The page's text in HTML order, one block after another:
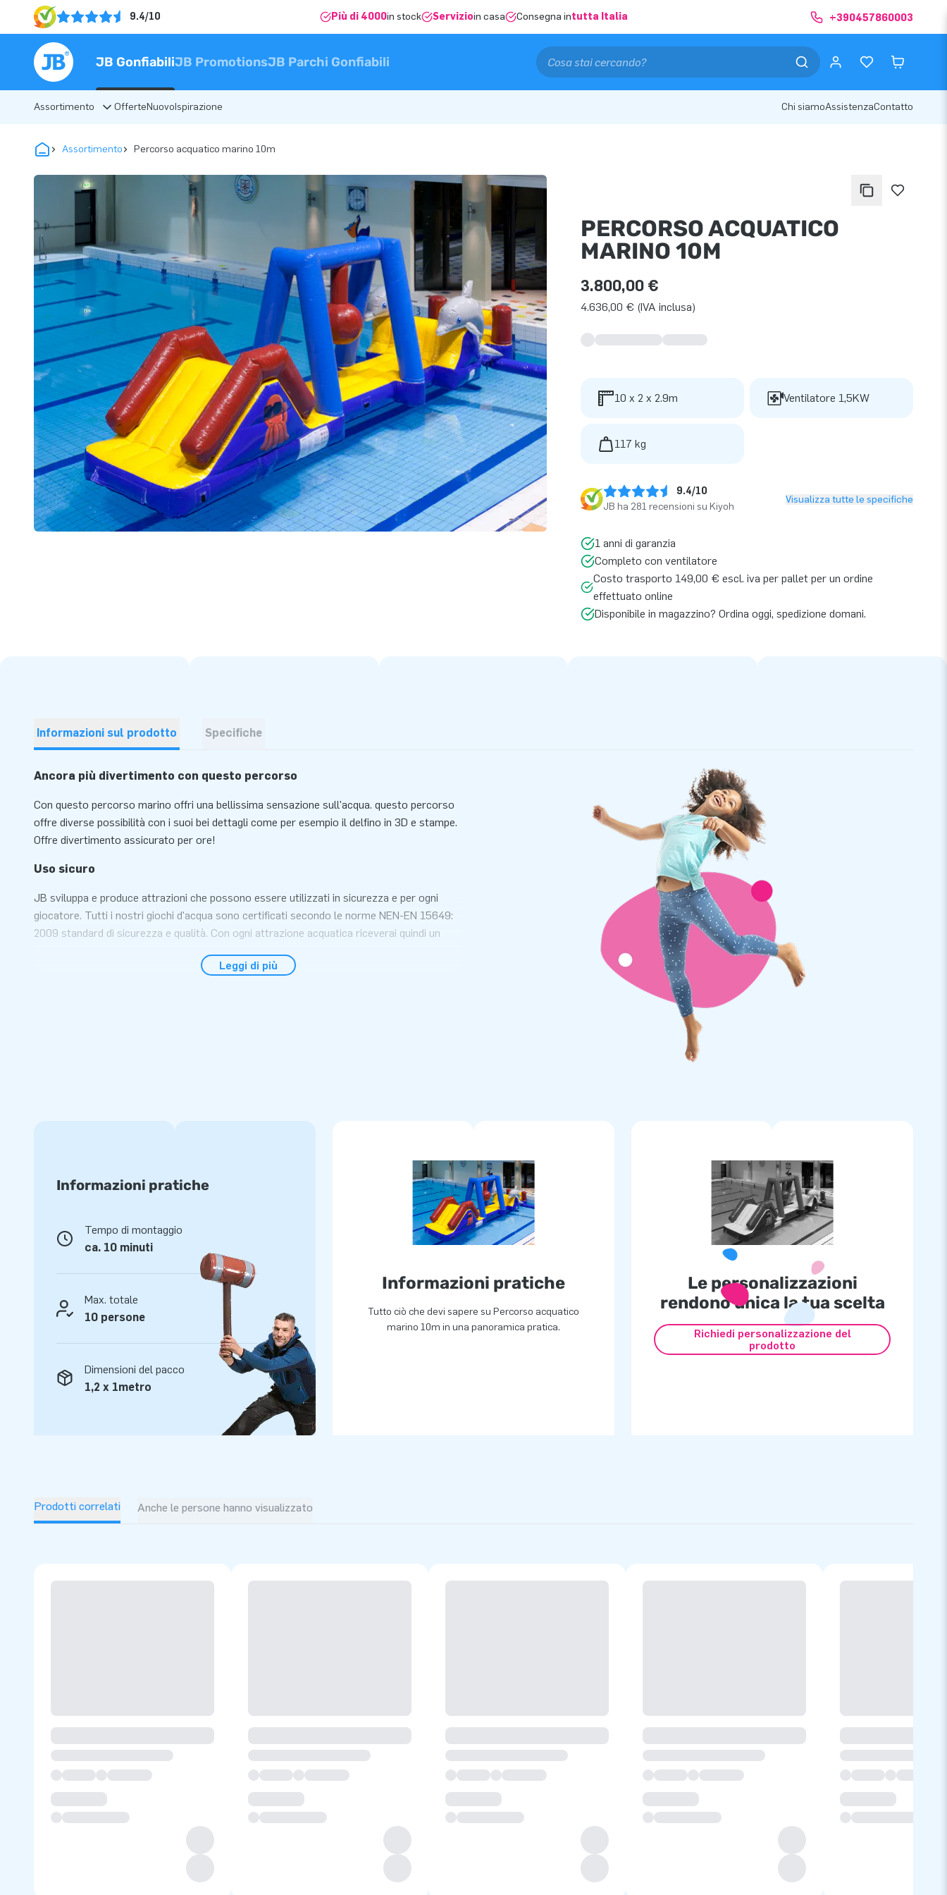
9.4/10 Più di 4000in stock Servizioin casa Consegna intutta Italia +390457860003
JB GonfiabiliJB PromotionsJB Parchi Gonfiabili
Assortimento OfferteNuovoIspirazione Chi siamoAssistenzaContatto
Assortimento Percorso acquatico marino 10m
PERCORSO ACQUATICO
MARINO 10M
3.800,00 €
4.636,00 € (IVA inclusa)
10 x 2 x 2.9m Ventilatore 1,5KW
117 kg
9.4/10
JB ha 281 recensioni su Kiyoh
Visualizza tutte le specifiche
1 anni di garanzia
Completo con ventilatore
Costo trasporto 149,00 € escl. iva per pallet per un ordine
effettuato online
Disponibile in magazzino? Ordina oggi, spedizione domani.
Informazioni sul prodotto Specifiche
Ancora più divertimento con questo percorso
Con questo percorso marino offri una bellissima sensazione sull'acqua. questo percorso
offre diverse possibilità con i suoi bei dettagli come per esempio il delfino in 3D e stampe.
Offre divertimento assicurato per ore!
Uso sicuro
JB sviluppa e produce attrazioni che possono essere utilizzati in sicurezza e per ogni
giocatore. Tutti i nostri giochi d'acqua sono certificati secondo le norme NEN-EN 15649:
2009 standard di sicurezza e qualità. Con ogni attrazione acquatica riceverai quindi un
viene fornito con un ventilatore. Il materiale d' ancoraggio deve essere fissato ai punti di
Compra questo divertente parco giochi per la piscina e dai ai tuoi clienti una giornata in
acqua fantastica!
Da più di 15 anni JB fa letteralmente fare i salti di gioia a migliaia di persone in tutto il
mondo. Questo perché il nostro team di progettisti, sviluppatori e addetti alla logistica
fornisce attrazioni gonfiabili uniche e insuperabili. Potrai sempre contare su un servizio e
una consegna professionali. Scopri tu stesso perché veniamo anche chiamati ‘creatori di
grandezza’.
Leggi di più
Informazioni pratiche
Tempo di montaggio
ca. 10 minuti
Max. totale
10 persone
Dimensioni del pacco
1,2 x 1metro
Informazioni pratiche
Tutto ciò che devi sapere su Percorso acquatico
marino 10m in una panoramica pratica.
Le personalizzazioni
rendono unica la tua scelta
Richiedi personalizzazione del
prodotto
Prodotti correlati Anche le persone hanno visualizzato